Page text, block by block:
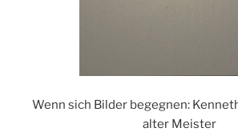
Wenn sich Bilder begegnen:
alter Meister